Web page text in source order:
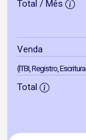
Total / Mês
Venda
(ITBI, Registro,
Total